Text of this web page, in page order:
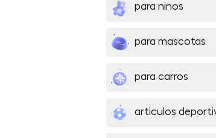
para ninos
para mascotas
para carros
articulos